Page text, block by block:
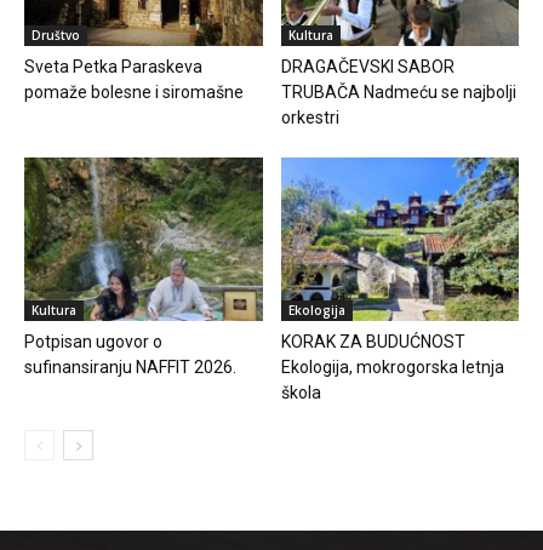
Društvo
Sveta Petka Paraskeva
pomaže bolesne i siromašne
Kultura
DRAGAČEVSKI SABOR
TRUBAČA Nadmeću se najbolji
orkestri
Kultura
Potpisan ugovor o
sufinansiranju NAFFIT 2026.
Ekologija
KORAK ZA BUDUĆNOST
Ekologija, mokrogorska letnja
škola